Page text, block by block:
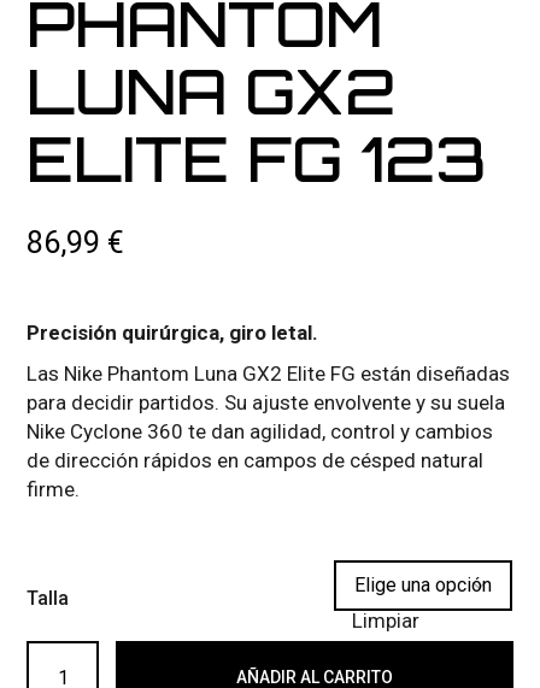
PHANTOM
LUNA GX2
ELITE FG 123
86,99 €
Precisión quirúrgica, giro letal.
Las Nike Phantom Luna GX2 Elite FG están diseñadas
para decidir partidos. Su ajuste envolvente y su suela
Nike Cyclone 360 te dan agilidad, control y cambios
de dirección rápidos en campos de césped natural
firme.
Talla
Limpiar
NIKE PHANTOM LUNA GX2 ELITE FG 123 cantidad
AÑADIR AL CARRITO